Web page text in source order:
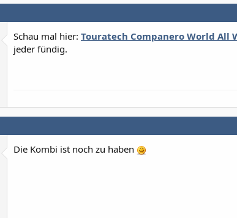
Schau mal hier: Touratech Companero World All
jeder fündig.
Die Kombi ist noch zu haben